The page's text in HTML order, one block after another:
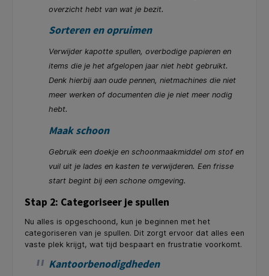
overzicht hebt van wat je bezit.
Sorteren en opruimen
Verwijder kapotte spullen, overbodige papieren en
items die je het afgelopen jaar niet hebt gebruikt.
Denk hierbij aan oude pennen, nietmachines die niet
meer werken of documenten die je niet meer nodig
hebt.
Maak schoon
Gebruik een doekje en schoonmaakmiddel om stof en
vuil uit je lades en kasten te verwijderen. Een frisse
start begint bij een schone omgeving.
Stap 2: Categoriseer je spullen
Nu alles is opgeschoond, kun je beginnen met het
categoriseren van je spullen. Dit zorgt ervoor dat alles een
vaste plek krijgt, wat tijd bespaart en frustratie voorkomt.
Kantoorbenodigdheden